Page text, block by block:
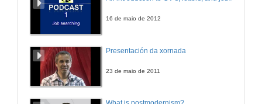
16 de maio de 2012
Presentación da xornada
23 de maio de 2011